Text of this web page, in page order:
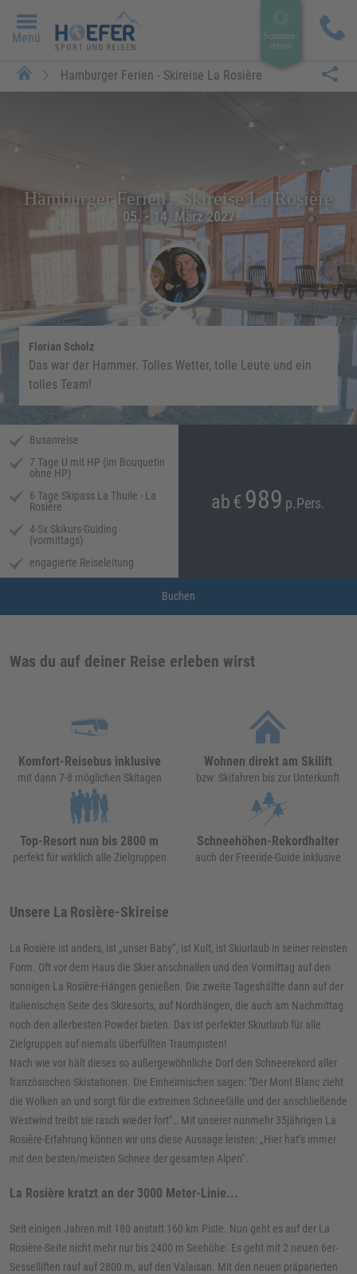
Menü
Sommer­
reisen
Hamburger Ferien - Skireise La Rosière
Hamburger Ferien - Skireise La Rosière
05. - 14. März 2027
Florian Scholz
Das war der Hammer. Tolles Wetter, tolle Leute und ein
tolles Team!
ab€ 989 p.Pers.
Busanreise
7 Tage U mit HP (im Bouquetin
ohne HP)
6 Tage Skipass La Thuile - La
Rosière
4-5x Skikurs-Guiding
(vormittags)
engagierte Reiseleitung
Buchen
Was du auf deiner Reise erleben wirst
Komfort-Reisebus inklusive
mit dann 7-8 möglichen Skitagen
Wohnen direkt am Skilift
bzw. Skifahren bis zur Unterkunft
Top-Resort nun bis 2800 m
perfekt für wirklich alle Zielgruppen
Schneehöhen-Rekordhalter
auch der Freeride-Guide inklusive
Unsere La Rosière-Skireise
La Rosière ist anders, ist „unser Baby“, ist Kult, ist Skiurlaub in seiner reinsten
Form. Oft vor dem Haus die Skier anschnallen und den Vormittag auf den
sonnigen La Rosière-Hängen genießen. Die zweite Tageshälfte dann auf der
italienischen Seite des Skiresorts, auf Nordhängen, die auch am Nachmittag
noch den allerbesten Powder bieten. Das ist perfekter Skiurlaub für alle
Zielgruppen auf niemals überfüllten Traumpisten!
Nach wie vor hält dieses so außergewöhnliche Dorf den Schneerekord aller
französischen Skistationen. Die Einheimischen sagen: "Der Mont Blanc zieht
die Wolken an und sorgt für die extremen Schneefälle und der anschließende
Westwind treibt sie rasch wieder fort"… Mit unserer nunmehr 35jährigen La
Rosière-Erfahrung können wir uns diese Aussage leisten: „Hier hat’s immer
mit den besten/meisten Schnee der gesamten Alpen“.
La Rosière kratzt an der 3000 Meter-Linie...
Seit einigen Jahren mit 180 anstatt 160 km Piste. Nun geht es auf der La
Rosière-Seite nicht mehr nur bis 2400 m Seehöhe. Es geht mit 2 neuen 6er-
Sesselliften rauf auf 2800 m, auf den Valaisan. Mit den neuen präparierten